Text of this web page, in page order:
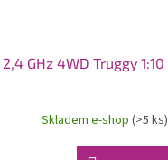
GHz 4WD Truggy 1:10
Skladem e-shop (>5 ks)